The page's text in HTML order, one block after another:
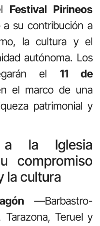
Festival Pirineos
su contribución a
la cultura y el
autónoma. Los
el 11 de
el marco de una
patrimonial y
a la Iglesia
compromiso
la cultura
—Barbastro-
Tarazona, Teruel y